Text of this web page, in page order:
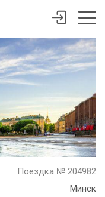
Поездка № 204982
Минск